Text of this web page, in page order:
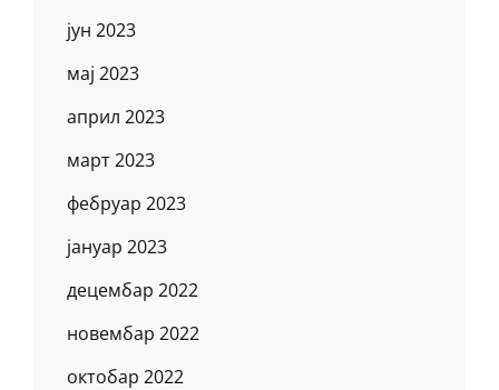
јун 2023
мај 2023
април 2023
март 2023
фебруар 2023
јануар 2023
децембар 2022
новембар 2022
октобар 2022